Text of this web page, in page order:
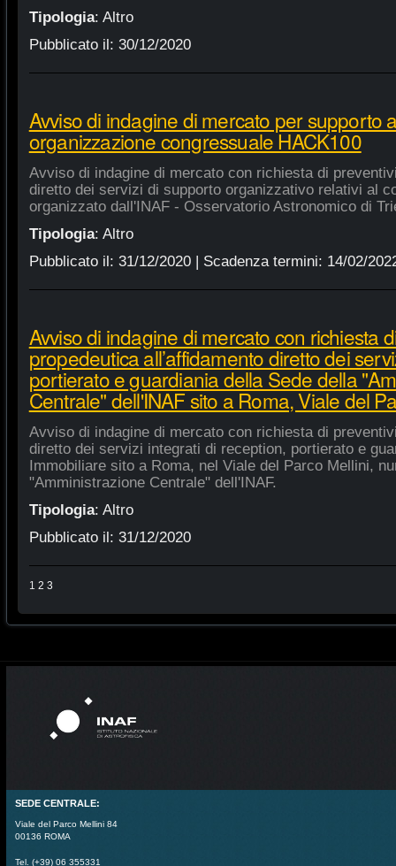
Tipologia: Altro
Pubblicato il: 30/12/2020
Avviso di indagine di mercato per supporto
organizzazione congressuale HACK100
Avviso di indagine di mercato con richiesta di
diretto dei servizi di supporto organizzativo relativi al
organizzato dall'INAF - Osservatorio Astronomico di
Tipologia: Altro
Pubblicato il: 31/12/2020| Scadenza termini: 14/02/
Avviso di indagine di mercato con richiesta
propedeutica all’affidamento diretto dei
portierato e guardiania della Sede della
Centrale" dell'INAF sito a Roma, Viale del
Avviso di indagine di mercato con richiesta di
diretto dei servizi integrati di reception, portierato e
Immobiliare sito a Roma, nel Viale del Parco Mellini,
"Amministrazione Centrale" dell'INAF.
Tipologia: Altro
Pubblicato il: 31/12/2020
1 2 3
SEDE CENTRALE:
Viale del Parco Mellini 84
00136 ROMA
Tel. (+39) 06 355331